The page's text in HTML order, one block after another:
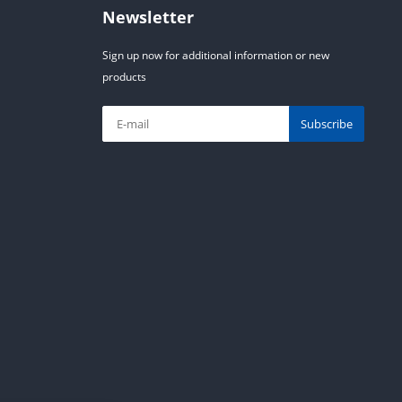
Newsletter
Sign up now for additional information or new
products
Subscribe